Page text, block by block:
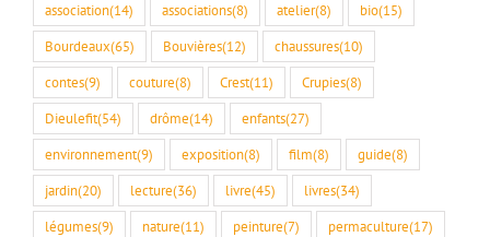
association(14) associations(8) atelier(8) bio(15)
Bourdeaux(65) Bouvières(12) chaussures(10)
contes(9) couture(8) Crest(11) Crupies(8)
Dieulefit(54) drôme(14) enfants(27)
environnement(9) exposition(8) film(8) guide(8)
jardin(20) lecture(36) livre(45) livres(34)
légumes(9) nature(11) peinture(7) permaculture(17)